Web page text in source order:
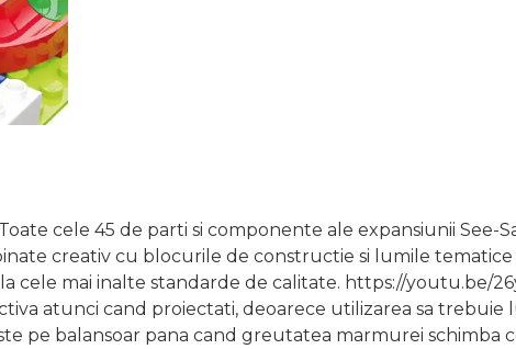
Toate cele 45 de parti si componente ale expansiunii See-
creativ cu blocurile de constructie si lumile tematice
cele mai inalte standarde de calitate. https://youtu.be/
atunci cand proiectati, deoarece utilizarea sa trebuie
pe balansoar pana cand greutatea marmurei schimba